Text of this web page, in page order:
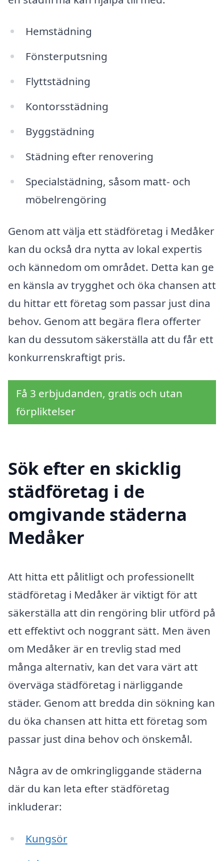
Hemstädning
Fönsterputsning
Flyttstädning
Kontorsstädning
Byggstädning
Städning efter renovering
Specialstädning, såsom matt- och
möbelrengöring
Genom att välja ett städföretag i Medåker
kan du också dra nytta av lokal expertis
och kännedom om området. Detta kan ge
en känsla av trygghet och öka chansen att
du hittar ett företag som passar just dina
behov. Genom att begära flera offerter
kan du dessutom säkerställa att du får ett
konkurrenskraftigt pris.
Få 3 erbjudanden, gratis och utan
förpliktelser
Sök efter en skicklig
städföretag i de
omgivande städerna
Medåker
Att hitta ett pålitligt och professionellt
städföretag i Medåker är viktigt för att
säkerställa att din rengöring blir utförd på
ett effektivt och noggrant sätt. Men även
om Medåker är en trevlig stad med
många alternativ, kan det vara värt att
överväga städföretag i närliggande
städer. Genom att bredda din sökning kan
du öka chansen att hitta ett företag som
passar just dina behov och önskemål.
Några av de omkringliggande städerna
där du kan leta efter städföretag
inkluderar:
Kungsör